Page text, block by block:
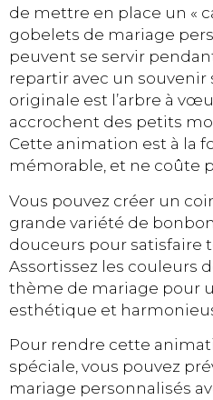
de mettre en place un «
gobelets de mariage
peuvent se servir
repartir avec un souvenir
originale est l’arbre à
accrochent des petits
Cette animation est à la
mémorable, et ne coûte
Vous pouvez créer un
grande variété de
douceurs pour satisfaire
Assortissez les couleurs
thème de mariage pour
esthétique et
Pour rendre cette
spéciale, vous pouvez
mariage personnalisés